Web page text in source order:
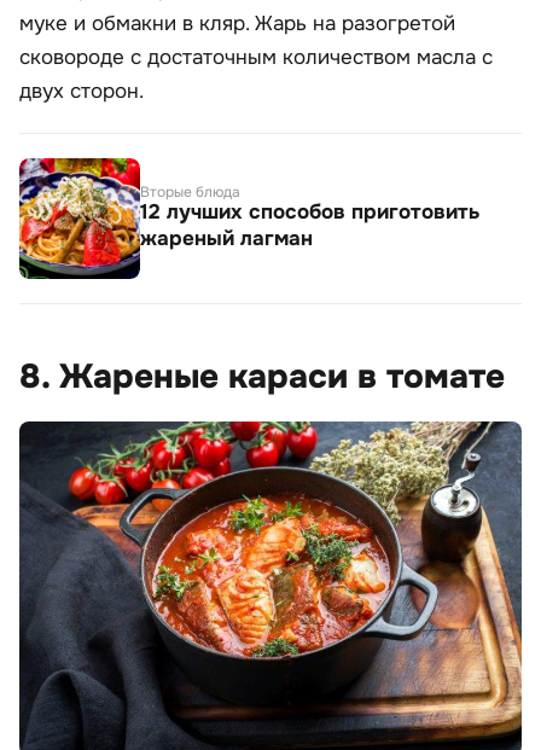
муке и обмакни в кляр. Жарь на разогретой
сковороде с достаточным количеством масла с
двух сторон.
Вторые блюда
12 лучших способов приготовить
жареный лагман
8. Жареные караси в томате